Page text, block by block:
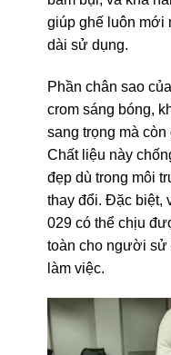
giúp ghế luôn mới
dài sử dụng.
Phần chân sao
crom sáng bóng,
sang trọng mà
Chất liệu này
đẹp dù trong môi
thay đổi. Đặc biệt,
029 có thể chịu
toàn cho người sử
làm việc.